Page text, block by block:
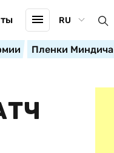
RU
Пленки Миндича